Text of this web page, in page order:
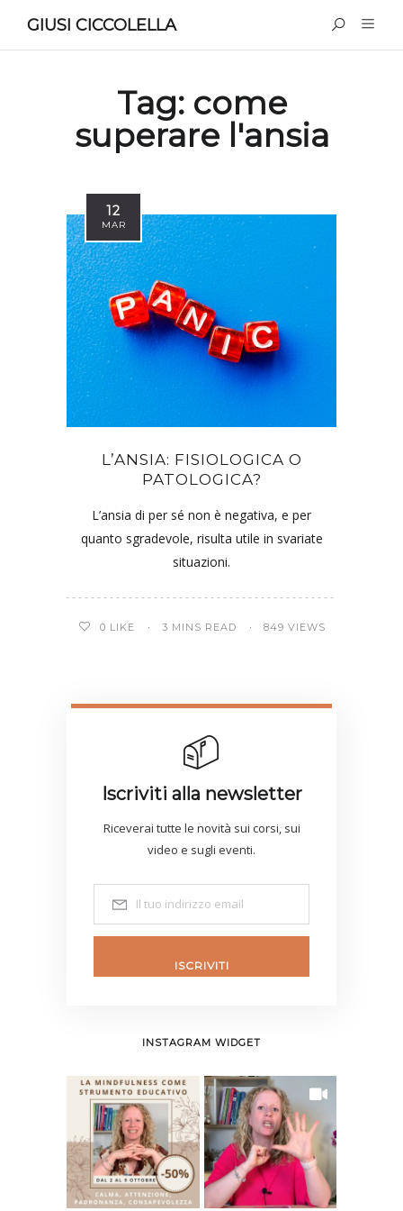
GIUSI CICCOLELLA
Tag: come
superare l'ansia
12
MAR
L’ANSIA: FISIOLOGICA O
PATOLOGICA?
L’ansia di per sé non è negativa, e per
quanto sgradevole, risulta utile in svariate
situazioni.
0 LIKE 3 MINS READ 849 VIEWS
Iscriviti alla newsletter
Riceverai tutte le novità sui corsi, sui
video e sugli eventi.
ISCRIVITI
INSTAGRAM WIDGET